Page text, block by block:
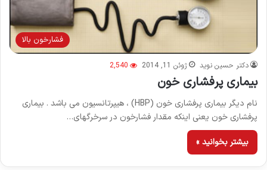
فشارخون بالا
دکتر حسین نوید ژوئن 11, 2014 2,540
بیماری پرفشاری خون
نام دیگر بیماری پرفشاری خون (HBP) ، هیپرتانسیون می باشد . بیماری
پرفشاری خون یعنی اینکه مقدار فشارخون در سرخرگهای…
بیشتر بخوانید »